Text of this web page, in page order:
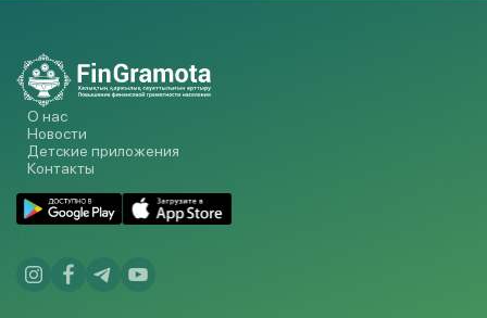
О нас
Новости
Детские приложения
Контакты